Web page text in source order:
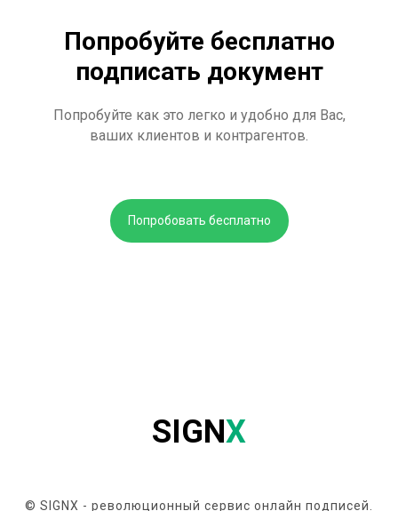
Попробуйте бесплатно
подписать документ
Попробуйте как это легко и удобно для Вас,
ваших клиентов и контрагентов.
Попробовать бесплатно
SIGNX
© SIGNX - революционный сервис онлайн подписей.